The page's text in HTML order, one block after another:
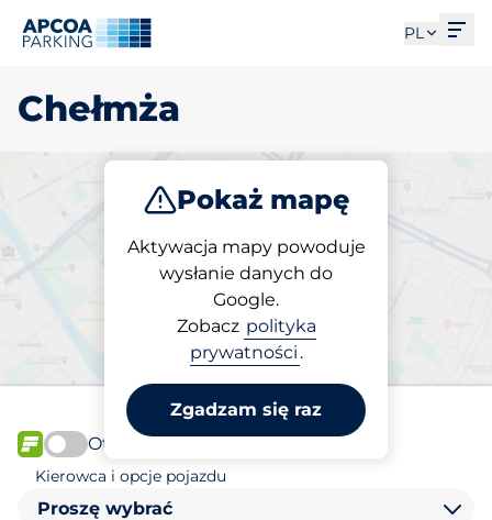
PL
Chełmża
Pokaż mapę
Aktywacja mapy powoduje
wysłanie danych do
Google.
Zobacz polityka
prywatności .
Zgadzam się raz
Parkuj
Wybierz miejsce
parkingowe w Chełmża
FLOW
Otwórz teraz
Kierowca i opcje pojazdu
Proszę wybrać